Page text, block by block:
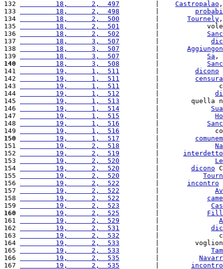
132
         18,      2,  497
Castropalao
133
         18,      2,  498
134
         18,      2,  500
Tournely
135
         18,      2,  501
|
136
         18,      2,  502
137
         18,      3,  507
138
         18,      3,  507
139
         18,      3,  507
Sa ,
140
         18,      3,  508
141
         19,      1,  511
dicono
142
         19,      1,  511
censura
143
         19,      1,  511
|
144
         19,      1,  512
145
         19,      1,  513
|        quella
146
         19,      1,  514
147
         19,      1,  515
148
         19,      1,  516
149
         19,      1,  516
|
150
         19,      1,  517
151
         19,      2,  518
152
         19,      2,  519
interdetto
153
         19,      2,  520
154
         19,      2,  520
dicono
155
         19,      2,  520
156
         19,      2,  522
incontro
157
         19,      2,  522
158
         19,      2,  522
159
         19,      2,  523
160
         19,      2,  525
Fill
161
         19,      2,  529
162
         19,      2,  531
163
         19,      2,  532
|
164
         19,      2,  533
|
165
         19,      2,  533
166
         19,      2,  535
167
         19,      2,  535
incontro